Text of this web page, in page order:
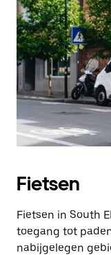
Fietsen
Fietsen in South
toegang tot
nabijgelegen